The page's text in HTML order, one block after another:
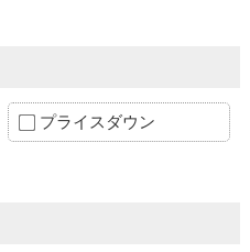
プライスダウン